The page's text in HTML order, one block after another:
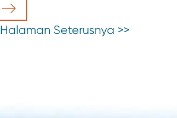
Halaman Seterusnya >>